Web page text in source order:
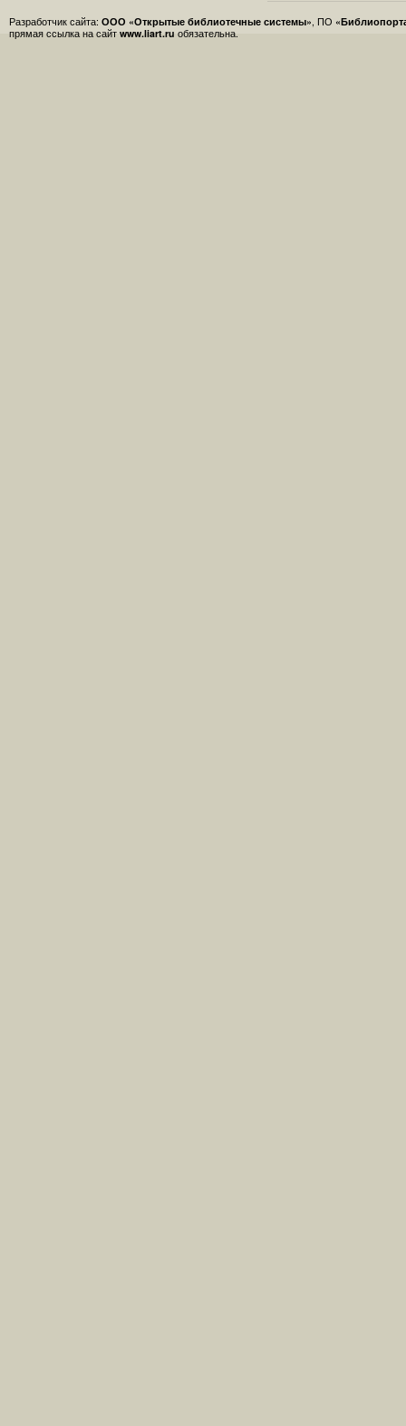
Разработчик сайта: ООО «Открытые библиотечные системы» , ПО
прямая ссылка на сайт www.liart.ru обязательна.